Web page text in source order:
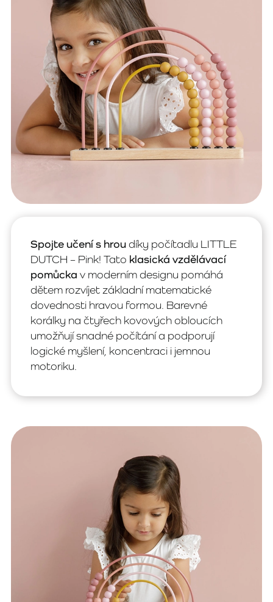
Spojte učení s hroudíky počítadlu LITTLE
DUTCH – Pink! Tato klasická vzdělávací
pomůcka v moderním designu pomáhá
dětem rozvíjet základní matematické
dovednosti hravou formou. Barevné
korálky na čtyřech kovových obloucích
umožňují snadné počítání a podporují
logické myšlení, koncentraci i jemnou
motoriku.